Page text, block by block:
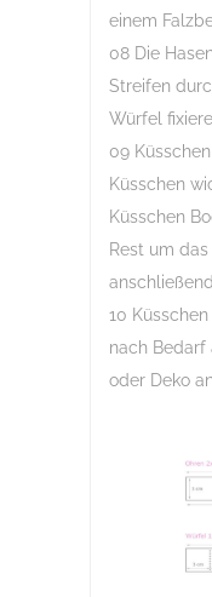
einem
08 Die
Streifen
Würfel
09
Küsschen
Küsschen
Rest um
10
nach Bedarf
oder Deko